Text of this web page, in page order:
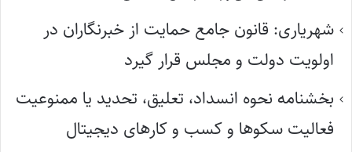
شهریاری: قانون جامع حمایت از خبرنگاران در
اولویت دولت و مجلس قرار گیرد
بخشنامه نحوه انسداد، تعلیق، تحدید یا ممنوعیت
فعالیت سکوها و کسب و کارهای دیجیتال